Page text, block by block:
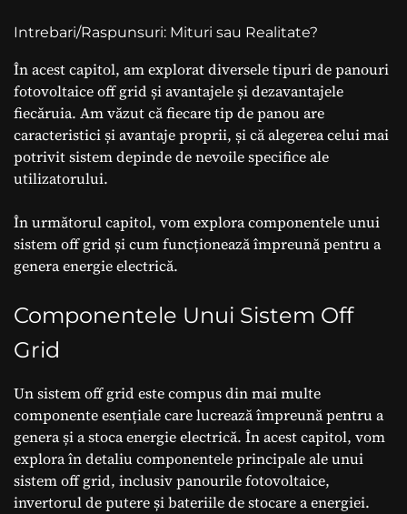
Intrebari/Raspunsuri: Mituri sau Realitate?
În acest capitol, am explorat diversele tipuri de panouri
fotovoltaice off grid și avantajele și dezavantajele
fiecăruia. Am văzut că fiecare tip de panou are
caracteristici și avantaje proprii, și că alegerea celui mai
potrivit sistem depinde de nevoile specifice ale
utilizatorului.
În următorul capitol, vom explora componentele unui
sistem off grid și cum funcționează împreună pentru a
genera energie electrică.
Componentele Unui Sistem Off
Grid
Un sistem off grid este compus din mai multe
componente esențiale care lucrează împreună pentru a
genera și a stoca energie electrică. În acest capitol, vom
explora în detaliu componentele principale ale unui
sistem off grid, inclusiv panourile fotovoltaice,
invertorul de putere și bateriile de stocare a energiei.